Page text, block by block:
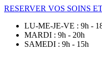
RESERVER VOS SOINS
LU-ME-JE-VE : 9h -
MARDI : 9h - 20h
SAMEDI : 9h - 15h